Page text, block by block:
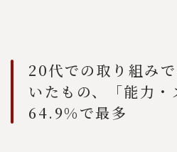
20代での取り組み
いたもの、「能力
64.9%で最多